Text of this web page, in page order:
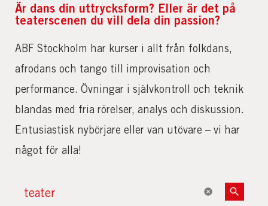
Är dans din uttrycksform? Eller är det på
teaterscenen du vill dela din passion?
ABF Stockholm har kurser i allt från folkdans,
afrodans och tango till improvisation och
performance. Övningar i självkontroll och teknik
blandas med fria rörelser, analys och diskussion.
Entusiastisk nybörjare eller van utövare – vi har
något för alla!